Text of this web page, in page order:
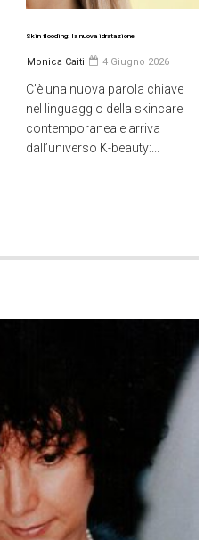
Skin flooding: la nuova idratazione
Monica Caiti 4 Giugno 2026
C’è una nuova parola chiave
nel linguaggio della skincare
contemporanea e arriva
dall’universo K-beauty:...